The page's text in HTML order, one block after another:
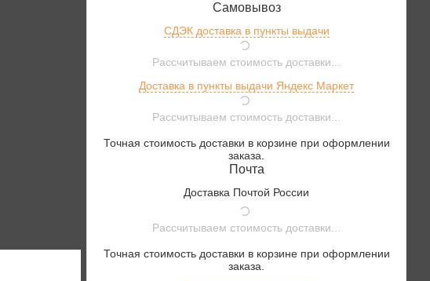
Самовывоз
СДЭК доставка в пункты выдачи
Рассчитываем стоимость доставки...
Доставка в пункты выдачи Яндекс Маркет
Рассчитываем стоимость доставки...
Точная стоимость доставки в корзине при оформлении
заказа.
Почта
Доставка Почтой России
Рассчитываем стоимость доставки...
Точная стоимость доставки в корзине при оформлении
заказа.